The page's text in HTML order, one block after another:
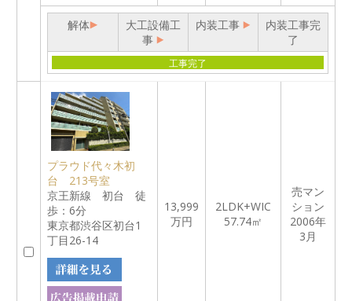
解体
大工設備工
事
内装工事
内装工事完
了
工事完了
プラウド代々木初
台 213号室
京王新線 初台 徒
歩：6分
東京都渋谷区初台1
丁目26-14
13,999
万円
2LDK+WIC
57.74㎡
売マン
ション
2006年
3月